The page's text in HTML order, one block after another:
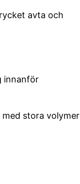
avta och
innanför
stora volymer